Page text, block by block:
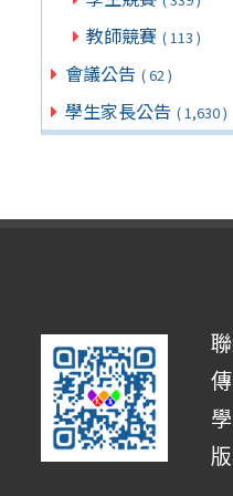
教師競賽 ( 113 )
會議公告 ( 62 )
學生家長公告 ( 1,630 )